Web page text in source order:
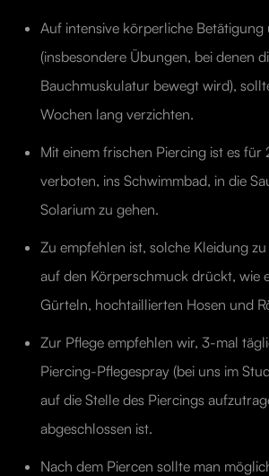
Auf intensive körperliche Betätigung
(insbesondere Übungen, bei denen
Bauchmuskulatur bewegt wird),
Wochen lang verzichten.
Mit einem frischen Piercing ist es
verboten, ins Schwimmbad, in die
Solarium zu gehen.
Zu empfehlen ist, solche Kleidung
auf den Körperschmuck drückt, wie
Gürteln, hochtaillierten Hosen und
Zur Pflege empfehlen wir, 3-mal
Piercing-Pflegespray (bei uns im
auf die Stelle des Piercings
abgeschlossen ist.
Nach dem Piercen sollte man